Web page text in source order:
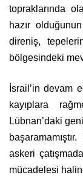
topraklarında
hazır
direniş,
bölgesindeki
İsrail’in devam
kayıplara
Lübnan’daki
askeri
mücadelesi